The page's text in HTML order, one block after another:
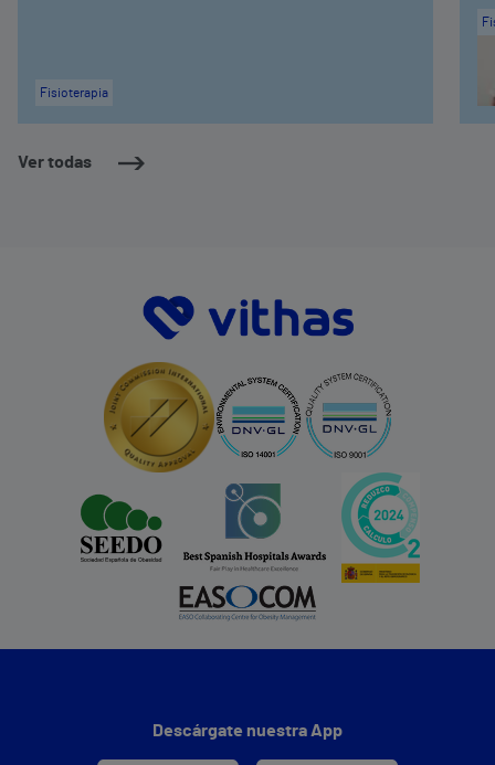
Ver todas
Fisioterapia
Descárgate nuestra App